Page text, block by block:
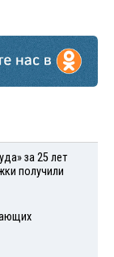
за 25 лет
получили